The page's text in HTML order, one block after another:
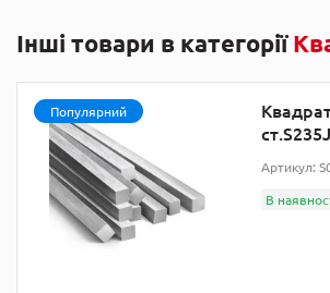
Інші товари в категорії
Популярний
Артикул:
В